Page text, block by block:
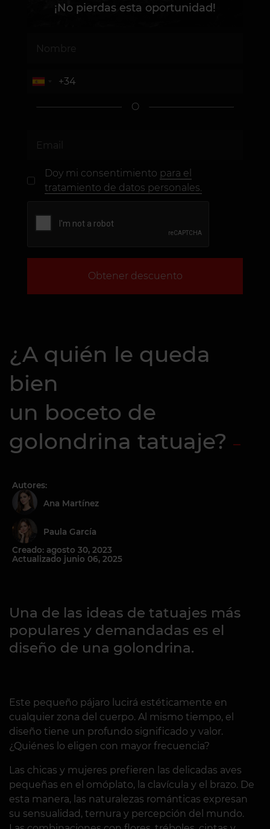
¡No pierdas esta oportunidad!
O
Doy mi consentimiento para el
tratamiento de datos personales.
Obtener descuento
¿A quién le queda
bien
un boceto de
golondrina tatuaje?
Autores:
Ana Martínez
Paula García
Creado: agosto 30, 2023
Actualizado junio 06, 2025
Una de las ideas de tatuajes más
populares y demandadas es el
diseño de una golondrina.
Este pequeño pájaro lucirá estéticamente en
cualquier zona del cuerpo. Al mismo tiempo, el
diseño tiene un profundo significado y valor.
¿Quiénes lo eligen con mayor frecuencia?
Las chicas y mujeres prefieren las delicadas aves
pequeñas en el omóplato, la clavícula y el brazo. De
esta manera, las naturalezas románticas expresan
su sensualidad, ternura y percepción del mundo.